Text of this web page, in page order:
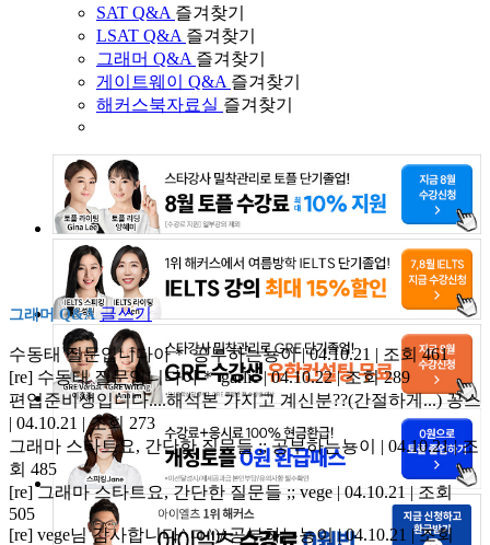
SAT Q&A 즐겨찾기
LSAT Q&A 즐겨찾기
그래머 Q&A 즐겨찾기
게이트웨이 Q&A 즐겨찾기
해커스북자료실 즐겨찾기
그래머 Q&A 글쓰기
수동태 질문입니다아＊공부하는뇽이 | 04.10.21 | 조회 461
[re] 수동태 질문입니다아＊garlic | 04.10.22 | 조회 289
편입준비생입니다....해석본 가지고 계신분??(간절하게...)꽁스
| 04.10.21 | 조회 273
그래마 스타트요, 간단한 질문들 ;;공부하는뇽이 | 04.10.21 | 조
회 485
[re] 그래마 스타트요, 간단한 질문들 ;;vege | 04.10.21 | 조회
505
[re] vege님 감사합니다^ㅁ^)/공부하는뇽이 | 04.10.21 | 조회